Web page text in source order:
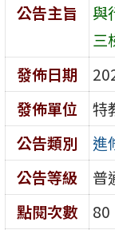
公告主旨
與
三
發佈日期
發佈單位
特
公告類別
進
公告等級
普
點閱次數
80